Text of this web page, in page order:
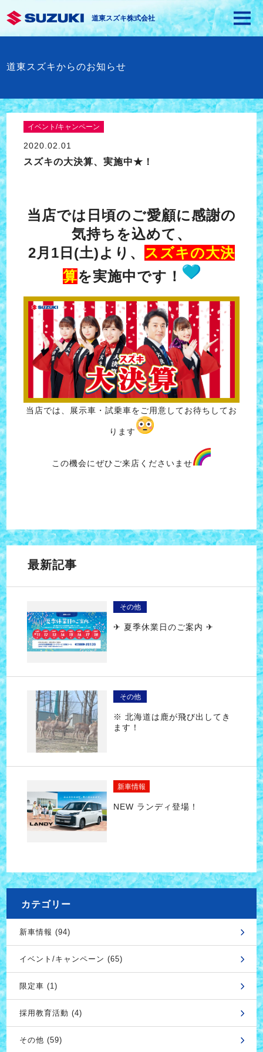
道東スズキ株式会社
道東スズキからのお知らせ
イベント/キャンペーン
2020.02.01
スズキの大決算、実施中★！
当店では日頃のご愛顧に感謝の
気持ちを込めて、
2月1日(土)より、 スズキの大決
算を実施中です！
当店では、展示車・試乗車をご用意してお待ちしてお
ります
この機会にぜひご来店くださいませ
最新記事
その他
✈ 夏季休業日のご案内 ✈
その他
※ 北海道は鹿が飛び出してき
ます！
新車情報
NEW ランディ登場！
カテゴリー
新車情報 (94)
イベント/キャンペーン (65)
限定車 (1)
採用教育活動 (4)
その他 (59)